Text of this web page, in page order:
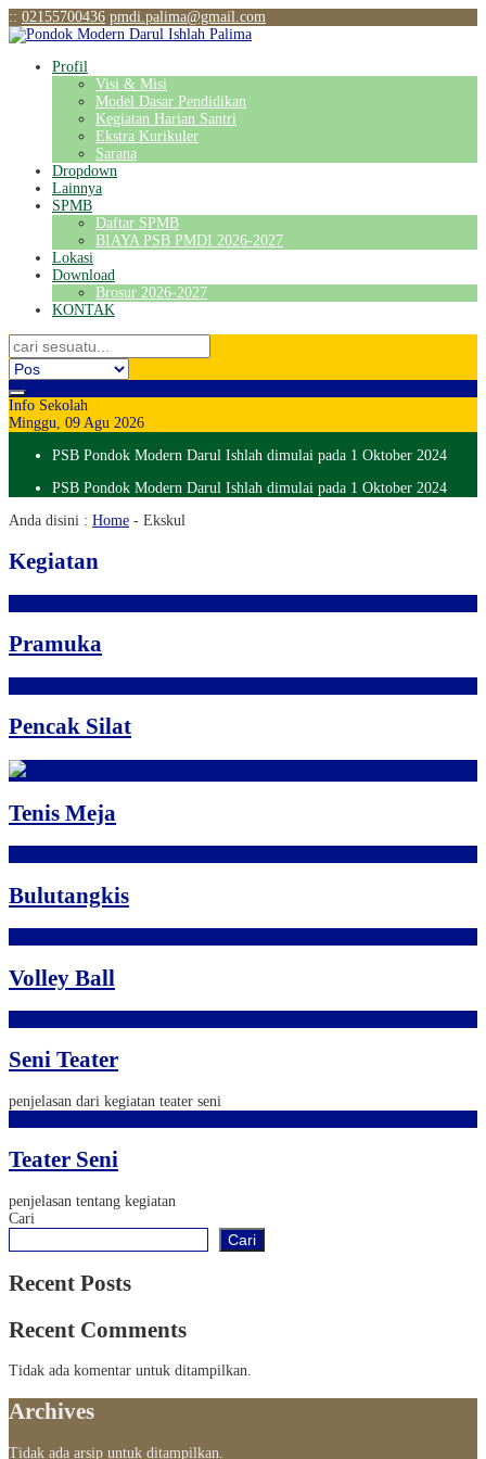
:: 02155700436 pmdi.palima@gmail.com
Profil
Visi & Misi
Model Dasar Pendidikan
Kegiatan Harian Santri
Ekstra Kurikuler
Sarana
Dropdown
Lainnya
SPMB
Daftar SPMB
BIAYA PSB PMDI 2026-2027
Lokasi
Download
Brosur 2026-2027
KONTAK
Info Sekolah
Minggu, 09 Agu 2026
PSB Pondok Modern Darul Ishlah dimulai pada 1 Oktober 2024
PSB Pondok Modern Darul Ishlah dimulai pada 1 Oktober 2024
Anda disini : Home - Ekskul
Kegiatan
Pramuka
Pencak Silat
Tenis Meja
Bulutangkis
Volley Ball
Seni Teater
penjelasan dari kegiatan teater seni
Teater Seni
penjelasan tentang kegiatan
Cari
Cari
Recent Posts
Recent Comments
Tidak ada komentar untuk ditampilkan.
Archives
Tidak ada arsip untuk ditampilkan.